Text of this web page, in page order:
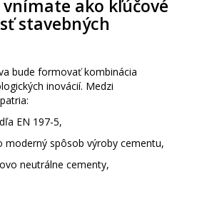
ako kľúčové
stavebných
bude formovať kombinácia
inovácií. Medzi
EN 197-5,
moderný spôsob výroby cementu,
neutrálne cementy,